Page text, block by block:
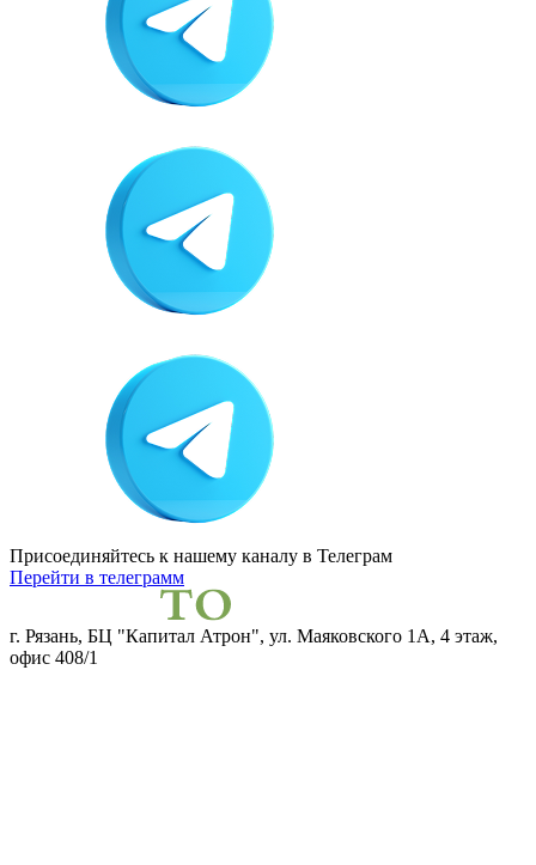
Присоединяйтесь к нашему каналу в Телеграм
Перейти в телеграмм
г. Рязань, БЦ "Капитал Атрон", ул. Маяковского 1А, 4 этаж,
офис 408/1